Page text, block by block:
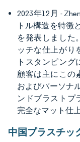
2023年12月 -
トル構造を特徴
を発表しました
ッチな仕上がり
トスタンピング
顧客は主にこの
およびパーソナ
ンドブラストプ
完全なマット仕
中国プラスチッ